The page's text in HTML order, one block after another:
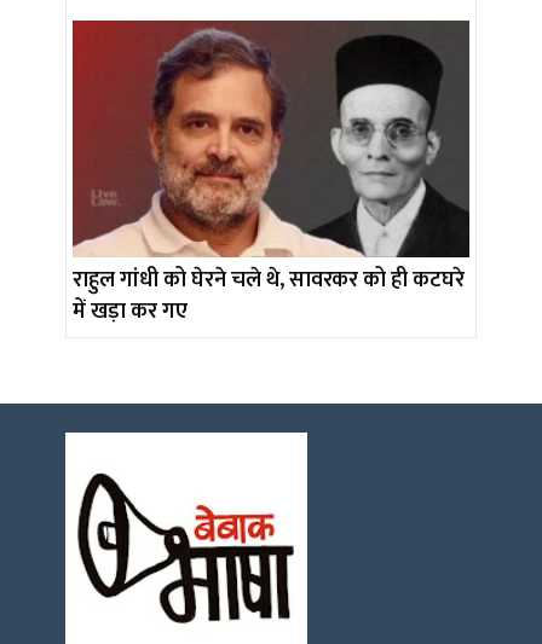
राहुल गांधी को घेरने चले थे, सावरकर को ही कटघरे
में खड़ा कर गए